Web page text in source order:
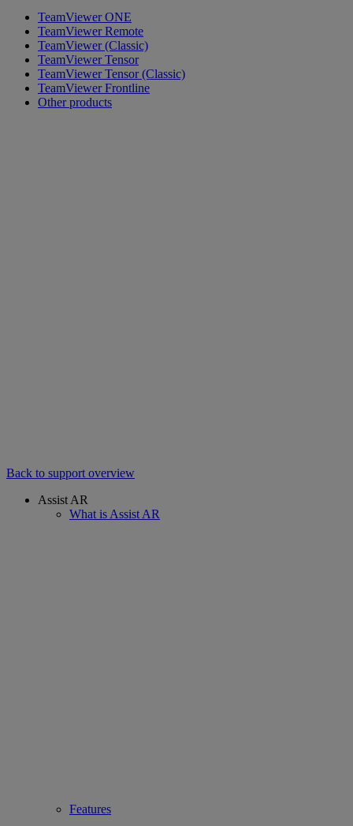
TeamViewer ONE
TeamViewer Remote
TeamViewer (Classic)
TeamViewer Tensor
TeamViewer Tensor (Classic)
TeamViewer Frontline
Other products
Back to support overview
Assist AR
What is Assist AR
Features